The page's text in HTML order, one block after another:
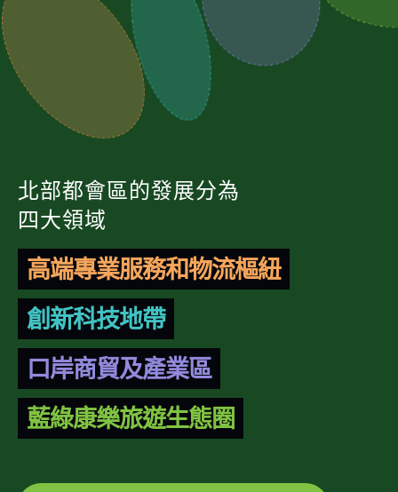
北部都會區的發展分為
四大領域
高端專業服務和物流樞紐
創新科技地帶
口岸商貿及產業區
藍綠康樂旅遊生態圈